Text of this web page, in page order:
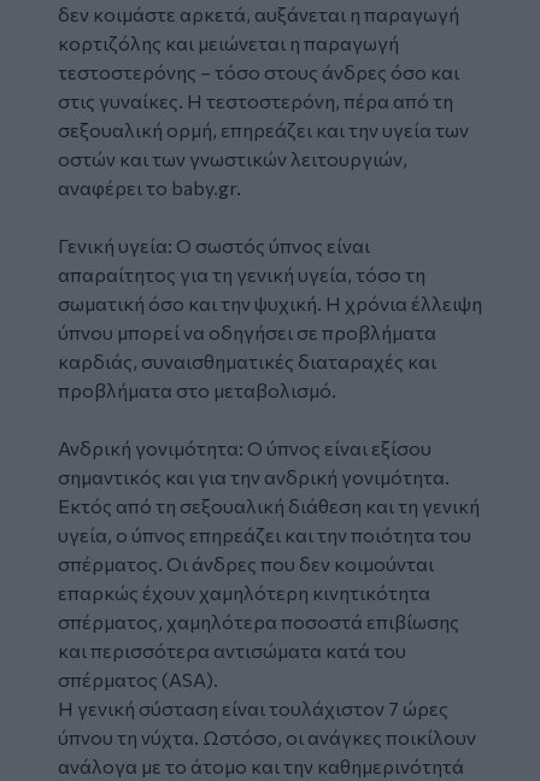
δεν κοιμάστε αρκετά, αυξάνεται η παραγωγή
κορτιζόλης και μειώνεται η παραγωγή
τεστοστερόνης – τόσο στους άνδρες όσο και
στις γυναίκες. Η τεστοστερόνη, πέρα από τη
σεξουαλική ορμή, επηρεάζει και την υγεία των
οστών και των γνωστικών λειτουργιών,
αναφέρει το baby.gr.
Γενική υγεία: Ο σωστός ύπνος είναι
απαραίτητος για τη γενική υγεία, τόσο τη
σωματική όσο και την ψυχική. Η χρόνια έλλειψη
ύπνου μπορεί να οδηγήσει σε προβλήματα
καρδιάς, συναισθηματικές διαταραχές και
προβλήματα στο μεταβολισμό.
Ανδρική γονιμότητα: Ο ύπνος είναι εξίσου
σημαντικός και για την ανδρική γονιμότητα.
Εκτός από τη σεξουαλική διάθεση και τη γενική
υγεία, ο ύπνος επηρεάζει και την ποιότητα του
σπέρματος. Οι άνδρες που δεν κοιμούνται
επαρκώς έχουν χαμηλότερη κινητικότητα
σπέρματος, χαμηλότερα ποσοστά επιβίωσης
και περισσότερα αντισώματα κατά του
σπέρματος (ASA).
Η γενική σύσταση είναι τουλάχιστον 7 ώρες
ύπνου τη νύχτα. Ωστόσο, οι ανάγκες ποικίλουν
ανάλογα με το άτομο και την καθημερινότητά